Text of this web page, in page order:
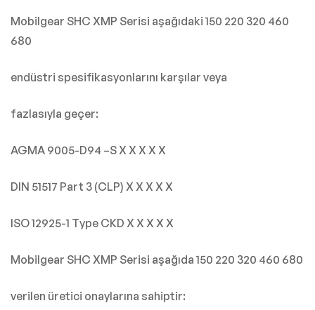
Mobilgear SHC XMP Serisi aşağıdaki 150 220 320 460
680
endüstri spesifikasyonlarını karşılar veya
fazlasıyla geçer:
AGMA 9005-D94 –S X X X X X
DIN 51517 Part 3 (CLP) X X X X X
ISO 12925-1 Type CKD X X X X X
Mobilgear SHC XMP Serisi aşağıda 150 220 320 460 680
verilen üretici onaylarına sahiptir: